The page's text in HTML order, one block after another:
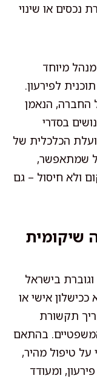
נכסים או שינוי
מיוחד
לפירעון.
החברה, הנאמן
בסדרי
הכלכלית של
שמתאפשר,
ולא חיסול – גם
שיקומית
בישראל
אישי או
תקשורת
בהתאם
טיפול מהיר,
ומעודד